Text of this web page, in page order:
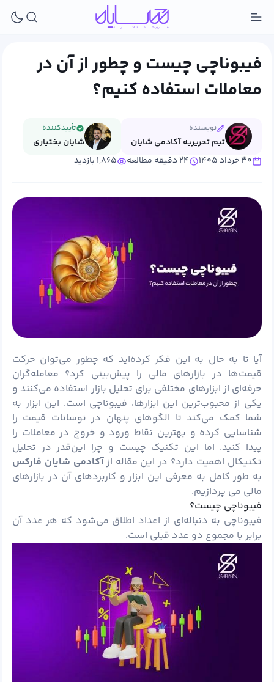
فیبوناچی چیست و چطور از آن در
معاملات استفاده کنیم؟
نویسنده
تیم تحریریه آکادمی شایان
تأییدکننده
شایان بختیاری
۳۰ خرداد ۱۴۰۵
۲۴ دقیقه مطالعه ۱,۸۶۵ بازدید
آیا تا به حال به این فکر کرده‌اید که چطور می‌توان حرکت
قیمت‌ها در بازارهای مالی را پیش‌بینی کرد؟ معامله‌گران
حرفه‌ای از ابزارهای مختلفی برای تحلیل بازار استفاده می‌کنند و
یکی از محبوب‌ترین این ابزارها، فیبوناچی است. این ابزار به
شما کمک می‌کند تا الگوهای پنهان در نوسانات قیمت را
شناسایی کرده و بهترین نقاط ورود و خروج در معاملات را
پیدا کنید. اما این تکنیک چیست و چرا این‌قدر در تحلیل
تکنیکال اهمیت دارد؟ در این مقاله ازآکادمی شایان فارکس
به طور کامل به معرفی این ابزار و کاربردهای آن در بازارهای
مالی می پردازیم.
فیبوناچی چیست؟
فیبوناچی به دنباله‌ای از اعداد اطلاق می‌شود که هر عدد آن
برابر با مجموع دو عدد قبلی است.